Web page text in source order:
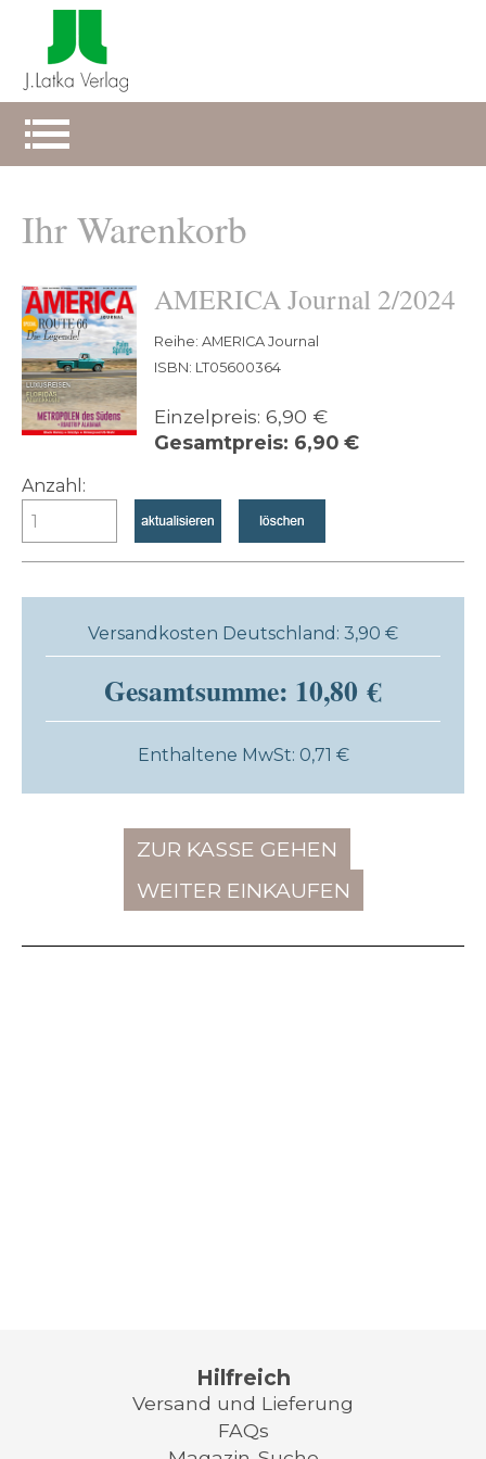
Ihr Warenkorb
AMERICA Journal 2/2024
Reihe: AMERICA Journal
ISBN: LT05600364
Einzelpreis: 6,90 €
Gesamtpreis: 6,90 €
Anzahl:
Versandkosten Deutschland: 3,90 €
Gesamtsumme: 10,80 €
Enthaltene MwSt: 0,71 €
ZUR KASSE GEHEN
WEITER EINKAUFEN
Hilfreich
Versand und Lieferung
FAQs